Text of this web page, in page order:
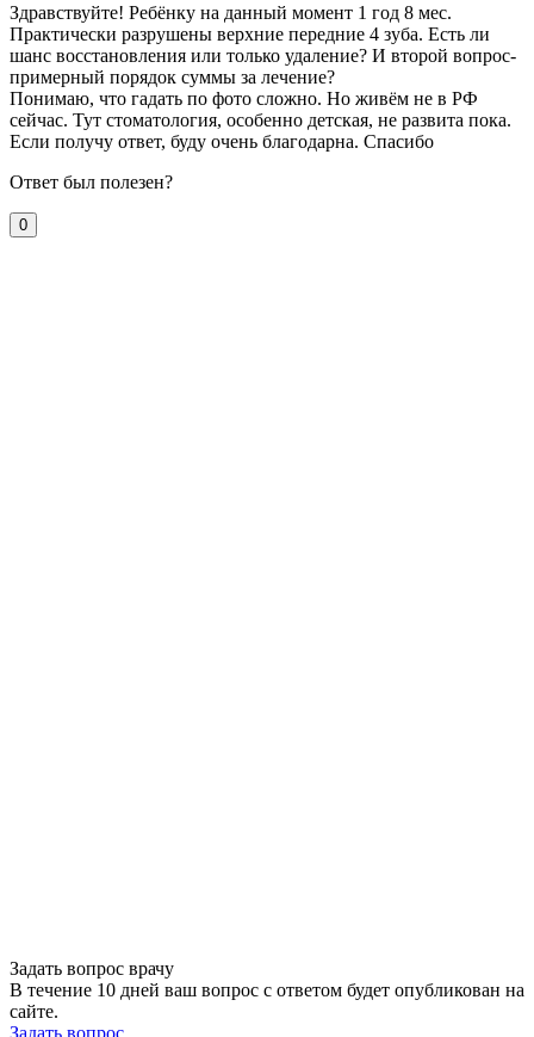
Здравствуйте! Ребёнку на данный момент 1 год 8 мес.
Практически разрушены верхние передние 4 зуба. Есть ли
шанс восстановления или только удаление? И второй вопрос-
примерный порядок суммы за лечение?
Понимаю, что гадать по фото сложно. Но живём не в РФ
сейчас. Тут стоматология, особенно детская, не развита пока.
Если получу ответ, буду очень благодарна. Спасибо
Ответ был полезен?
0
Задать вопрос врачу
В течение 10 дней ваш вопрос с ответом будет опубликован на
сайте.
Задать вопрос